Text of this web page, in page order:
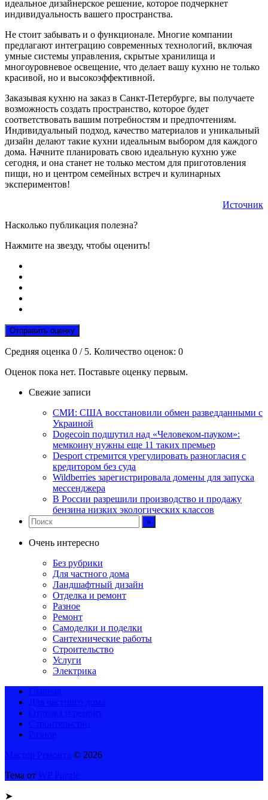
идеальное дизайнерское решение, которое подчеркнет
индивидуальность вашего пространства.
Не стоит забывать и о функционале. Многие компании
предлагают интеграцию современных технологий, включая
умные системы управления, скрытые хранилища и
многоуровневое освещение, что делает вашу кухню не только
красивой, но и высокоэффективной.
Заказывая кухню на заказ в Санкт-Петербурге, вы получаете
возможность создать пространство, которое будет
соответствовать вашим потребностям и предпочтениям.
Индивидуальный подход, качество материалов и уникальный
дизайн делают такие кухни идеальным выбором для каждого
дома. Начните планировать свою идеальную кухню уже
сегодня, и она станет не только местом для приготовления
пищи, но и центром семейных встреч и кулинарных
экспериментов!
Источник
Насколько публикация полезна?
Нажмите на звезду, чтобы оценить!
Отправить оценку
Средняя оценка 0 / 5. Количество оценок: 0
Оценок пока нет. Поставьте оценку первым.
Свежие записи
СМИ: США восстановили обмен разведданными с
Украиной
Dogecoin подшутил над «Человеком-пауком»:
мемкоину нужны еще 11 таких премьер
Desport стремится урегулировать разногласия с
кредитором без суда
Wildberries зарегистрировала домены для запуска
мессенджера
В России разрешили производство и продажу
бензина низких экологических классов
Очень интересно
Без рубрики
Для частного дома
Ландшафтный дизайн
Отделка и ремонт
Разное
Ремонт
Самоделки и поделки
Сантехнические работы
Строительство
Услуги
Электрика
© 2026
Тема от
➤